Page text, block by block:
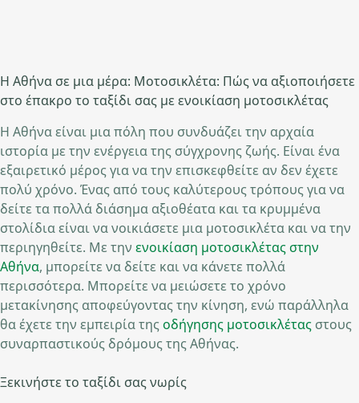
Η Αθήνα σε μια μέρα: Μοτοσικλέτα: Πώς να αξιοποιήσετε
στο έπακρο το ταξίδι σας με ενοικίαση μοτοσικλέτας
Η Αθήνα είναι μια πόλη που συνδυάζει την αρχαία
ιστορία με την ενέργεια της σύγχρονης ζωής. Είναι ένα
εξαιρετικό μέρος για να την επισκεφθείτε αν δεν έχετε
πολύ χρόνο. Ένας από τους καλύτερους τρόπους για να
δείτε τα πολλά διάσημα αξιοθέατα και τα κρυμμένα
στολίδια είναι να νοικιάσετε μια μοτοσικλέτα και να την
περιηγηθείτε. Με την ενοικίαση μοτοσικλέτας στην
Αθήνα, μπορείτε να δείτε και να κάνετε πολλά
περισσότερα. Μπορείτε να μειώσετε το χρόνο
μετακίνησης αποφεύγοντας την κίνηση, ενώ παράλληλα
θα έχετε την εμπειρία της οδήγησης μοτοσικλέτας στους
συναρπαστικούς δρόμους της Αθήνας.
Ξεκινήστε το ταξίδι σας νωρίς